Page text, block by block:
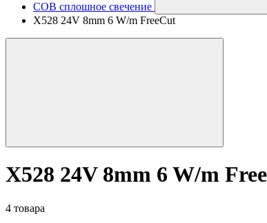
COB сплошное свечение
X528 24V 8mm 6 W/m FreeCut
X528 24V 8mm 6 W/m
4 товара